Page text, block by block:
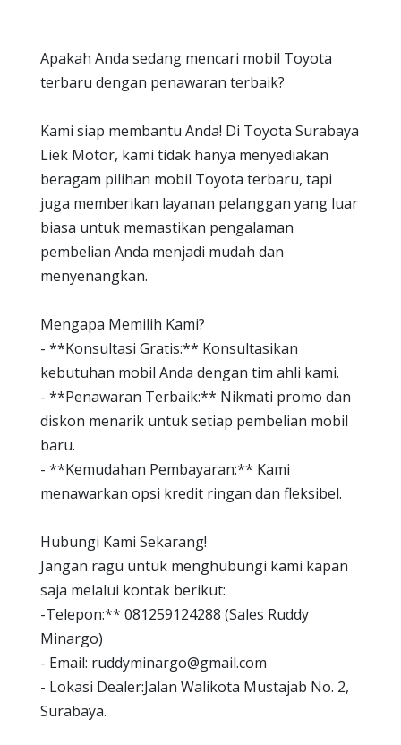
Apakah Anda sedang mencari mobil Toyota
terbaru dengan penawaran terbaik?
Kami siap membantu Anda! Di Toyota Surabaya
Liek Motor, kami tidak hanya menyediakan
beragam pilihan mobil Toyota terbaru, tapi
juga memberikan layanan pelanggan yang luar
biasa untuk memastikan pengalaman
pembelian Anda menjadi mudah dan
menyenangkan.
Mengapa Memilih Kami?
- **Konsultasi Gratis:** Konsultasikan
kebutuhan mobil Anda dengan tim ahli kami.
- **Penawaran Terbaik:** Nikmati promo dan
diskon menarik untuk setiap pembelian mobil
baru.
- **Kemudahan Pembayaran:** Kami
menawarkan opsi kredit ringan dan fleksibel.
Hubungi Kami Sekarang!
Jangan ragu untuk menghubungi kami kapan
saja melalui kontak berikut:
-Telepon:** 081259124288 (Sales Ruddy
Minargo)
- Email: ruddyminargo@gmail.com
- Lokasi Dealer:Jalan Walikota Mustajab No. 2,
Surabaya.